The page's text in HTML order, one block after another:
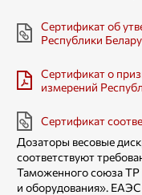
Сертификат об
Республики
Сертификат о
измерений
Сертификат
Дозаторы весовые
соответствуют
Таможенного союза
и оборудования».